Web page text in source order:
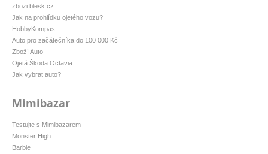
zbozi.blesk.cz
Jak na prohlídku ojetého vozu?
HobbyKompas
Auto pro začátečníka do 100 000 Kč
Zboží Auto
Ojetá Škoda Octavia
Jak vybrat auto?
Mimibazar
Testujte s Mimibazarem
Monster High
Barbie